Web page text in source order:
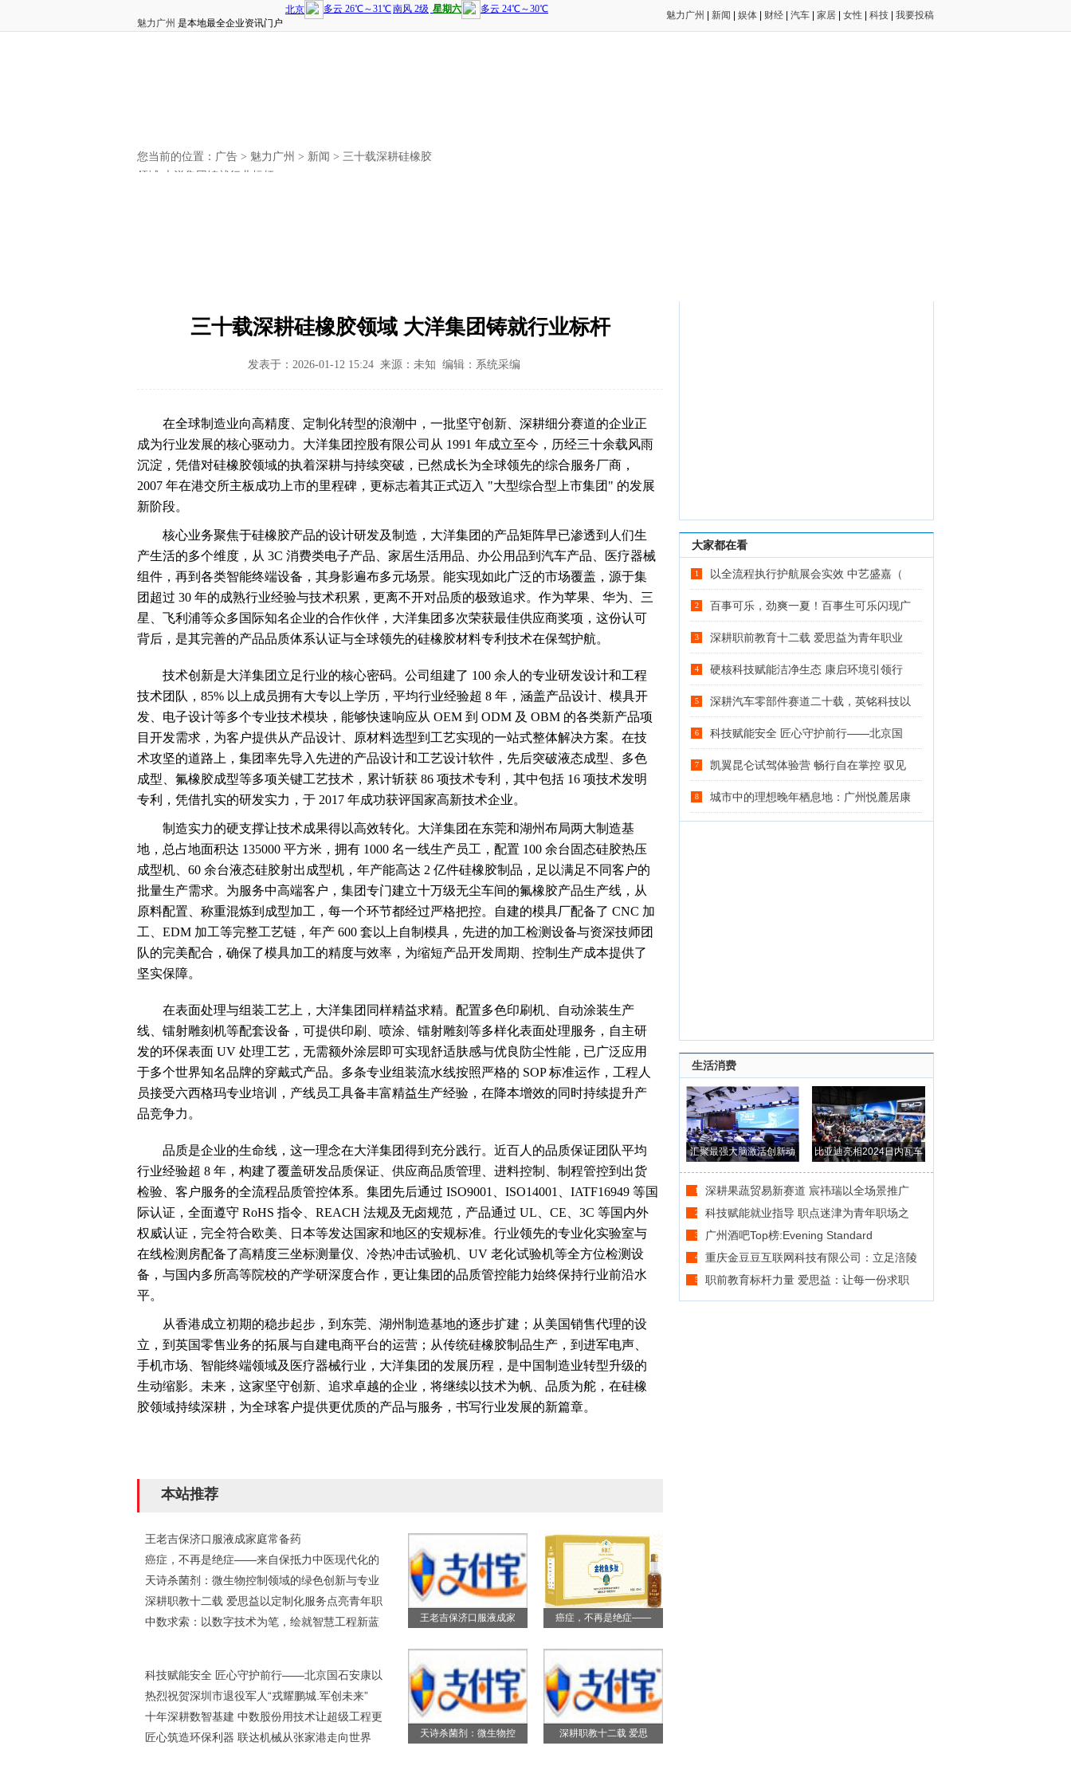
魅力广州 是本地最全企业资讯门户
魅力广州 新闻 娱体 财经 汽车 家居 女性 科技 我要投稿
您当前的位置： 广告 > 魅力广州 > 新闻 > 三十载深耕硅橡胶
领域 大洋集团铸就行业标杆
三十载深耕硅橡胶领域 大洋集团铸就行业标杆
发表于：2026-01-12 15:24 来源：未知 编辑：系统采编
在全球制造业向高精度、定制化转型的浪潮中，一批坚守创新、深耕细分赛道的企业正
成为行业发展的核心驱动力。大洋集团控股有限公司从 1991 年成立至今，历经三十余载风雨
沉淀，凭借对硅橡胶领域的执着深耕与持续突破，已然成长为全球领先的综合服务厂商，
2007 年在港交所主板成功上市的里程碑，更标志着其正式迈入 "大型综合型上市集团" 的发展
新阶段。
核心业务聚焦于硅橡胶产品的设计研发及制造，大洋集团的产品矩阵早已渗透到人们生
产生活的多个维度，从 3C 消费类电子产品、家居生活用品、办公用品到汽车产品、医疗器械
组件，再到各类智能终端设备，其身影遍布多元场景。能实现如此广泛的市场覆盖，源于集
团超过 30 年的成熟行业经验与技术积累，更离不开对品质的极致追求。作为苹果、华为、三
星、飞利浦等众多国际知名企业的合作伙伴，大洋集团多次荣获最佳供应商奖项，这份认可
背后，是其完善的产品品质体系认证与全球领先的硅橡胶材料专利技术在保驾护航。
技术创新是大洋集团立足行业的核心密码。公司组建了 100 余人的专业研发设计和工程
技术团队，85% 以上成员拥有大专以上学历，平均行业经验超 8 年，涵盖产品设计、模具开
发、电子设计等多个专业技术模块，能够快速响应从 OEM 到 ODM 及 OBM 的各类新产品项
目开发需求，为客户提供从产品设计、原材料选型到工艺实现的一站式整体解决方案。在技
术攻坚的道路上，集团率先导入先进的产品设计和工艺设计软件，先后突破液态成型、多色
成型、氟橡胶成型等多项关键工艺技术，累计斩获 86 项技术专利，其中包括 16 项技术发明
专利，凭借扎实的研发实力，于 2017 年成功获评国家高新技术企业。
制造实力的硬支撑让技术成果得以高效转化。大洋集团在东莞和湖州布局两大制造基
地，总占地面积达 135000 平方米，拥有 1000 名一线生产员工，配置 100 余台固态硅胶热压
成型机、60 余台液态硅胶射出成型机，年产能高达 2 亿件硅橡胶制品，足以满足不同客户的
批量生产需求。为服务中高端客户，集团专门建立十万级无尘车间的氟橡胶产品生产线，从
原料配置、称重混炼到成型加工，每一个环节都经过严格把控。自建的模具厂配备了 CNC 加
工、EDM 加工等完整工艺链，年产 600 套以上自制模具，先进的加工检测设备与资深技师团
队的完美配合，确保了模具加工的精度与效率，为缩短产品开发周期、控制生产成本提供了
坚实保障。
在表面处理与组装工艺上，大洋集团同样精益求精。配置多色印刷机、自动涂装生产
线、镭射雕刻机等配套设备，可提供印刷、喷涂、镭射雕刻等多样化表面处理服务，自主研
发的环保表面 UV 处理工艺，无需额外涂层即可实现舒适肤感与优良防尘性能，已广泛应用
于多个世界知名品牌的穿戴式产品。多条专业组装流水线按照严格的 SOP 标准运作，工程人
员接受六西格玛专业培训，产线员工具备丰富精益生产经验，在降本增效的同时持续提升产
品竞争力。
品质是企业的生命线，这一理念在大洋集团得到充分践行。近百人的品质保证团队平均
行业经验超 8 年，构建了覆盖研发品质保证、供应商品质管理、进料控制、制程管控到出货
检验、客户服务的全流程品质管控体系。集团先后通过 ISO9001、ISO14001、IATF16949 等国
际认证，全面遵守 RoHS 指令、REACH 法规及无卤规范，产品通过 UL、CE、3C 等国内外
权威认证，完全符合欧美、日本等发达国家和地区的安规标准。行业领先的专业化实验室与
在线检测房配备了高精度三坐标测量仪、冷热冲击试验机、UV 老化试验机等全方位检测设
备，与国内多所高等院校的产学研深度合作，更让集团的品质管控能力始终保持行业前沿水
平。
从香港成立初期的稳步起步，到东莞、湖州制造基地的逐步扩建；从美国销售代理的设
立，到英国零售业务的拓展与自建电商平台的运营；从传统硅橡胶制品生产，到进军电声、
手机市场、智能终端领域及医疗器械行业，大洋集团的发展历程，是中国制造业转型升级的
生动缩影。未来，这家坚守创新、追求卓越的企业，将继续以技术为帆、品质为舵，在硅橡
胶领域持续深耕，为全球客户提供更优质的产品与服务，书写行业发展的新篇章。
本站推荐
王老吉保济口服液成家庭常备药
癌症，不再是绝症——来自保抵力中医现代化的
天诗杀菌剂：微生物控制领域的绿色创新与专业
深耕职教十二载 爱思益以定制化服务点亮青年职
中数求索：以数字技术为笔，绘就智慧工程新蓝
科技赋能安全 匠心守护前行——北京国石安康以
热烈祝贺深圳市退役军人“戎耀鹏城.军创未来”
十年深耕数智基建 中数股份用技术让超级工程更
匠心筑造环保利器 联达机械从张家港走向世界
王老吉保济口服液成家 癌症，不再是绝症——
天诗杀菌剂：微生物控 深耕职教十二载 爱思
大家都在看
1 以全流程执行护航展会实效 中艺盛嘉（
2 百事可乐，劲爽一夏！百事生可乐闪现广
3 深耕职前教育十二载 爱思益为青年职业
4 硬核科技赋能洁净生态 康启环境引领行
5 深耕汽车零部件赛道二十载，英铭科技以
6 科技赋能安全 匠心守护前行——北京国
7 凯翼昆仑试驾体验营 畅行自在掌控 驭见
8 城市中的理想晚年栖息地：广州悦麓居康
生活消费
汇聚最强大脑激活创新动
能，以赛促转
比亚迪亮相2024日内瓦车
展 全球化进程
1 深耕果蔬贸易新赛道 宸祎瑞以全场景推广
2 科技赋能就业指导 职点迷津为青年职场之
3 广州酒吧Top榜:Evening Standard
4 重庆金豆豆互联网科技有限公司：立足涪陵
5 职前教育标杆力量 爱思益：让每一份求职